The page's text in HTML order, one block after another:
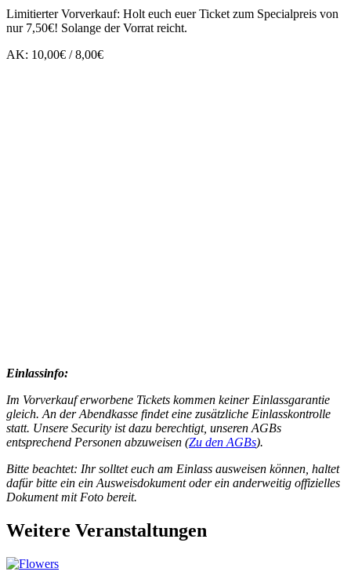
Limitierter Vorverkauf: Holt euch euer Ticket zum Specialpreis von
nur 7,50€! Solange der Vorrat reicht.
AK: 10,00€ / 8,00€
Einlassinfo:
Im Vorverkauf erworbene Tickets kommen keiner Einlassgarantie
gleich. An der Abendkasse findet eine zusätzliche Einlasskontrolle
statt. Unsere Security ist dazu berechtigt, unseren AGBs
entsprechend Personen abzuweisen (Zu den AGBs).
Bitte beachtet: Ihr solltet euch am Einlass ausweisen können, haltet
dafür bitte ein ein Ausweisdokument oder ein anderweitig offizielles
Dokument mit Foto bereit.
Weitere Veranstaltungen